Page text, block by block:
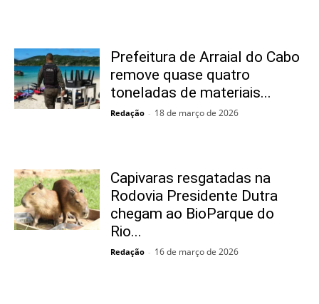
Prefeitura de Arraial do Cabo
remove quase quatro
toneladas de materiais...
Redação - 18 de março de 2026
Capivaras resgatadas na
Rodovia Presidente Dutra
chegam ao BioParque do
Rio...
Redação - 16 de março de 2026